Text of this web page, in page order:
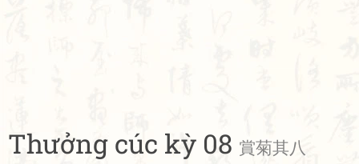
Thưởng cúc kỳ 08 賞菊其八